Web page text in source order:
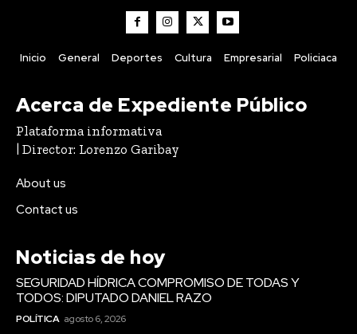
Inicio General Deportes Cultura Empresarial Policiaca
Acerca de Expediente Público
Plataforma informativa
| Director: Lorenzo Garibay
About us
Contact us
Noticias de hoy
SEGURIDAD HÍDRICA COMPROMISO DE TODAS Y
TODOS: DIPUTADO DANIEL RAZO
POLÍTICA agosto 6, 2026